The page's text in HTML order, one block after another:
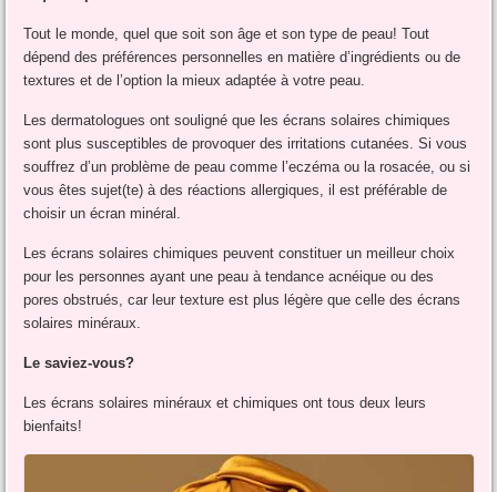
Tout le monde, quel que soit son âge et son type de peau! Tout
dépend des préférences personnelles en matière d’ingrédients ou de
textures et de l’option la mieux adaptée à votre peau.
Les dermatologues ont souligné que les écrans solaires chimiques
sont plus susceptibles de provoquer des irritations cutanées. Si vous
souffrez d’un problème de peau comme l’eczéma ou la rosacée, ou si
vous êtes sujet(te) à des réactions allergiques, il est préférable de
choisir un écran minéral.
Les écrans solaires chimiques peuvent constituer un meilleur choix
pour les personnes ayant une peau à tendance acnéique ou des
pores obstrués, car leur texture est plus légère que celle des écrans
solaires minéraux.
Le saviez-vous?
Les écrans solaires minéraux et chimiques ont tous deux leurs
bienfaits!